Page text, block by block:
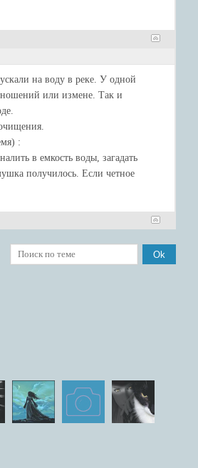
на воду в реке. У одной
или измене. Так и
:
в емкость воды, загадать
получилось. Если четное